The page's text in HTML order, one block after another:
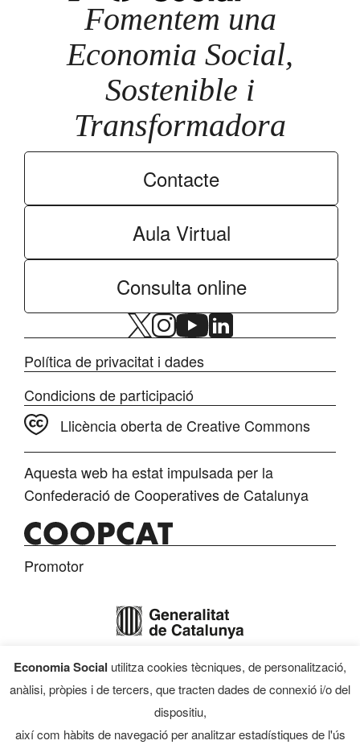
Fomentem una
Economia Social,
Sostenible i
Transformadora
Contacte
Aula Virtual
Consulta online
Política de privacitat i dades
Condicions de participació
Llicència oberta de Creative Commons
Aquesta web ha estat impulsada per la
Confederació de Cooperatives de Catalunya
Promotor
Finançament
Economia Social utilitza cookies tècniques, de personalització,
anàlisi, pròpies i de tercers, que tracten dades de connexió i/o del
dispositiu,
així com hàbits de navegació per analitzar estadístiques de l'ús